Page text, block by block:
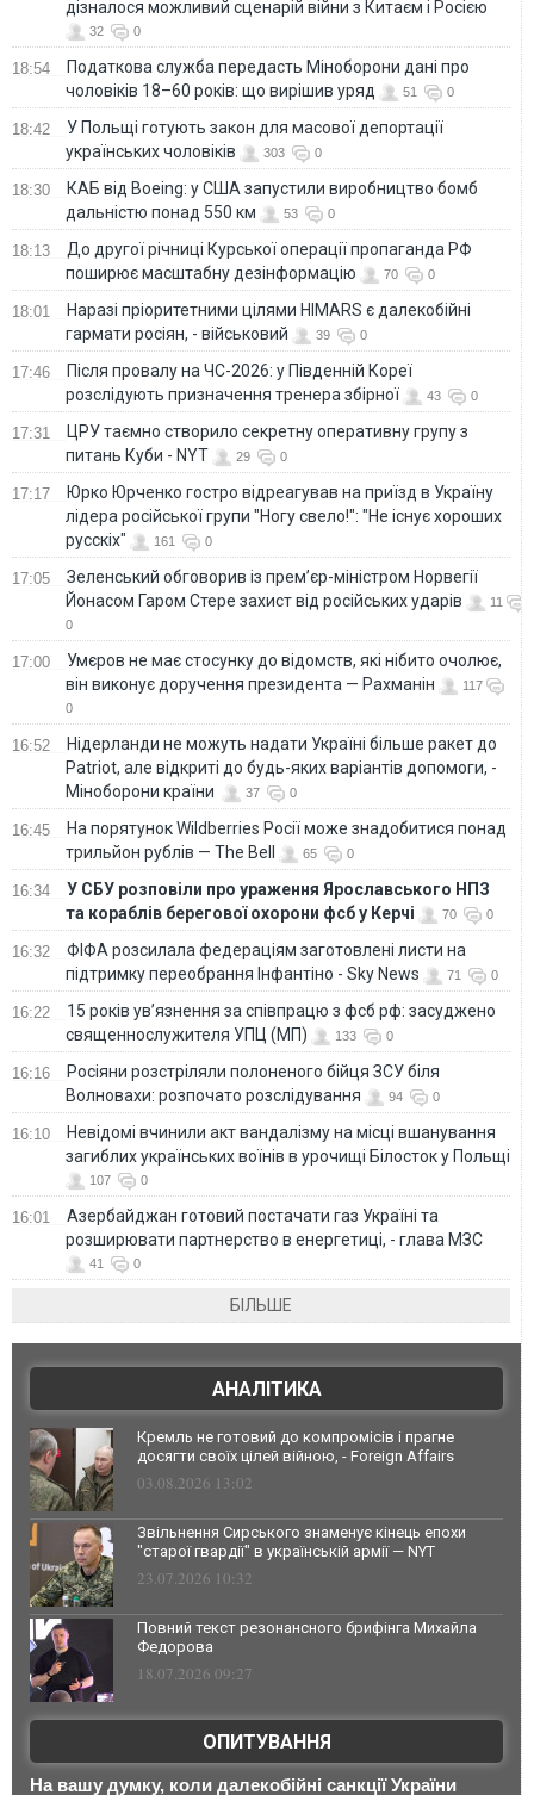
дізналося можливий сценарій війни з Китаєм і Росією
32 0
18:54
Податкова служба передасть Міноборони дані про
чоловіків 18–60 років: що вирішив уряд
51 0
18:42
У Польщі готують закон для масової депортації
українських чоловіків
303 0
18:30
КАБ від Boeing: у США запустили виробництво бомб
дальністю понад 550 км
53 0
18:13
До другої річниці Курської операції пропаганда РФ
поширює масштабну дезінформацію
70 0
18:01
Наразі пріоритетними цілями HIMARS є далекобійні
гармати росіян, - військовий
39 0
17:46
Після провалу на ЧС-2026: у Південній Кореї
розслідують призначення тренера збірної
43 0
17:31
ЦРУ таємно створило секретну оперативну групу з
питань Куби - NYT
29 0
17:17
Юрко Юрченко гостро відреагував на приїзд в Україну
лідера російської групи "Ногу свело!": "Не існує хороших
русскіх"
161 0
17:05
Зеленський обговорив із прем’єр-міністром Норвегії
Йонасом Гаром Стере захист від російських ударів
11
0
17:00
Умєров не має стосунку до відомств, які нібито очолює,
він виконує доручення президента — Рахманін
117
0
16:52
Нідерланди не можуть надати Україні більше ракет до
Patriot, але відкриті до будь-яких варіантів допомоги, -
Міноборони країни
37 0
16:45
На порятунок Wildberries Росії може знадобитися понад
трильйон рублів — The Bell
65 0
16:34
У СБУ розповіли про ураження Ярославського НПЗ
та кораблів берегової охорони фсб у Керчі
70 0
16:32
ФІФА розсилала федераціям заготовлені листи на
підтримку переобрання Інфантіно - Sky News
71 0
16:22
15 років ув’язнення за співпрацю з фсб рф: засуджено
священнослужителя УПЦ (МП)
133 0
16:16
Росіяни розстріляли полоненого бійця ЗСУ біля
Волновахи: розпочато розслідування
94 0
16:10
Невідомі вчинили акт вандалізму на місці вшанування
загиблих українських воїнів в урочищі Білосток у Польщі
107 0
16:01
Азербайджан готовий постачати газ Україні та
розширювати партнерство в енергетиці, - глава МЗС
41 0
БІЛЬШЕ
АНАЛІТИКА
Кремль не готовий до компромісів і прагне
досягти своїх цілей війною, - Foreign Affairs
03.08.2026 13:02
Звільнення Сирського знаменує кінець епохи
"старої гвардії" в українській армії — NYT
23.07.2026 10:32
Повний текст резонансного брифінга Михайла
Федорова
18.07.2026 09:27
ОПИТУВАННЯ
На вашу думку, коли далекобійні санкції України